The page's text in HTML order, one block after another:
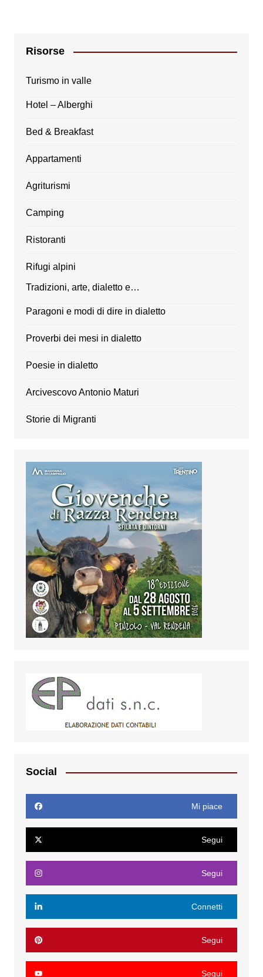
Risorse
Turismo in valle
Hotel – Alberghi
Bed & Breakfast
Appartamenti
Agriturismi
Camping
Ristoranti
Rifugi alpini
Tradizioni, arte, dialetto e…
Paragoni e modi di dire in dialetto
Proverbi dei mesi in dialetto
Poesie in dialetto
Arcivescovo Antonio Maturi
Storie di Migranti
Social
Mi piace
Segui
Segui
Connetti
Segui
Segui